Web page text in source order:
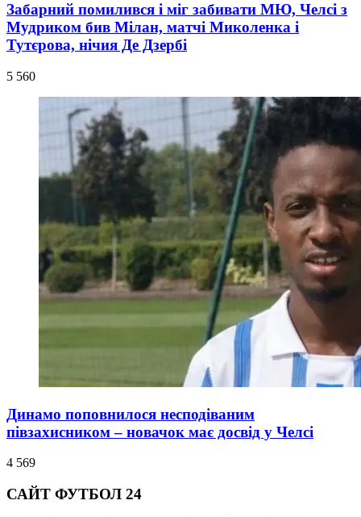
Забарний помилився і міг забивати МЮ, Челсі з
Мудриком бив Мілан, матчі Миколенка і
Тутєрова, нічия Де Дзербі
5 560
Динамо поповнилося несподіваним
півзахисником – новачок має досвід у Челсі
4 569
САЙТ ФУТБОЛ 24